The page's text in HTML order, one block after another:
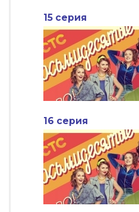
15 серия
16 серия